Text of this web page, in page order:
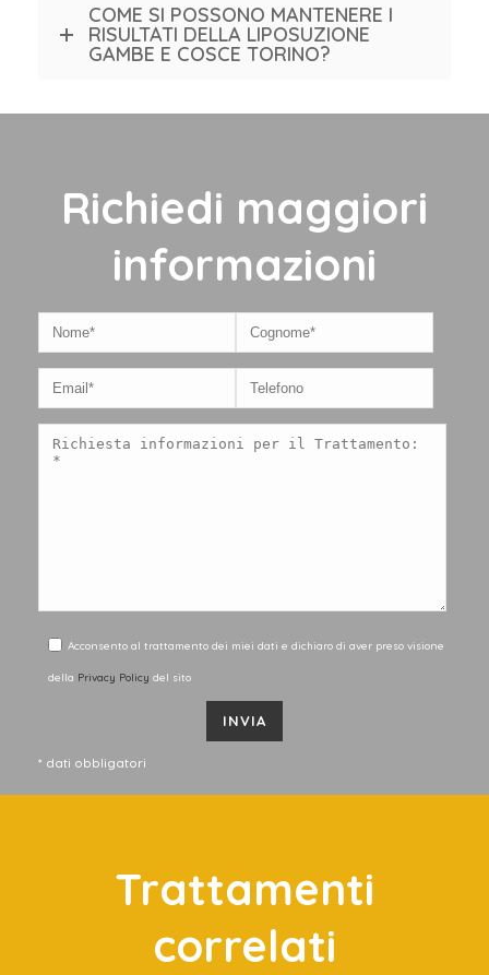
COME SI POSSONO MANTENERE I
RISULTATI DELLA LIPOSUZIONE
GAMBE E COSCE TORINO?
Richiedi maggiori
informazioni
Acconsento al trattamento dei miei dati e dichiaro di aver preso visione
della Privacy Policy del sito
* dati obbligatori
Trattamenti
correlati